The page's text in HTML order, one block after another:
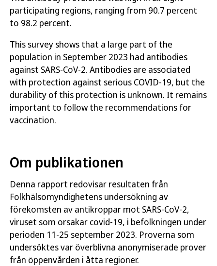
participating regions, ranging from 90.7 percent
to 98.2 percent.
This survey shows that a large part of the
population in September 2023 had antibodies
against SARS-CoV-2. Antibodies are associated
with protection against serious COVID-19, but the
durability of this protection is unknown. It remains
important to follow the recommendations for
vaccination.
Om publikationen
Denna rapport redovisar resultaten från
Folkhälsomyndighetens undersökning av
förekomsten av antikroppar mot SARS-CoV-2,
viruset som orsakar covid-19, i befolkningen under
perioden 11-25 september 2023. Proverna som
undersöktes var överblivna anonymiserade prover
från öppenvården i åtta regioner.